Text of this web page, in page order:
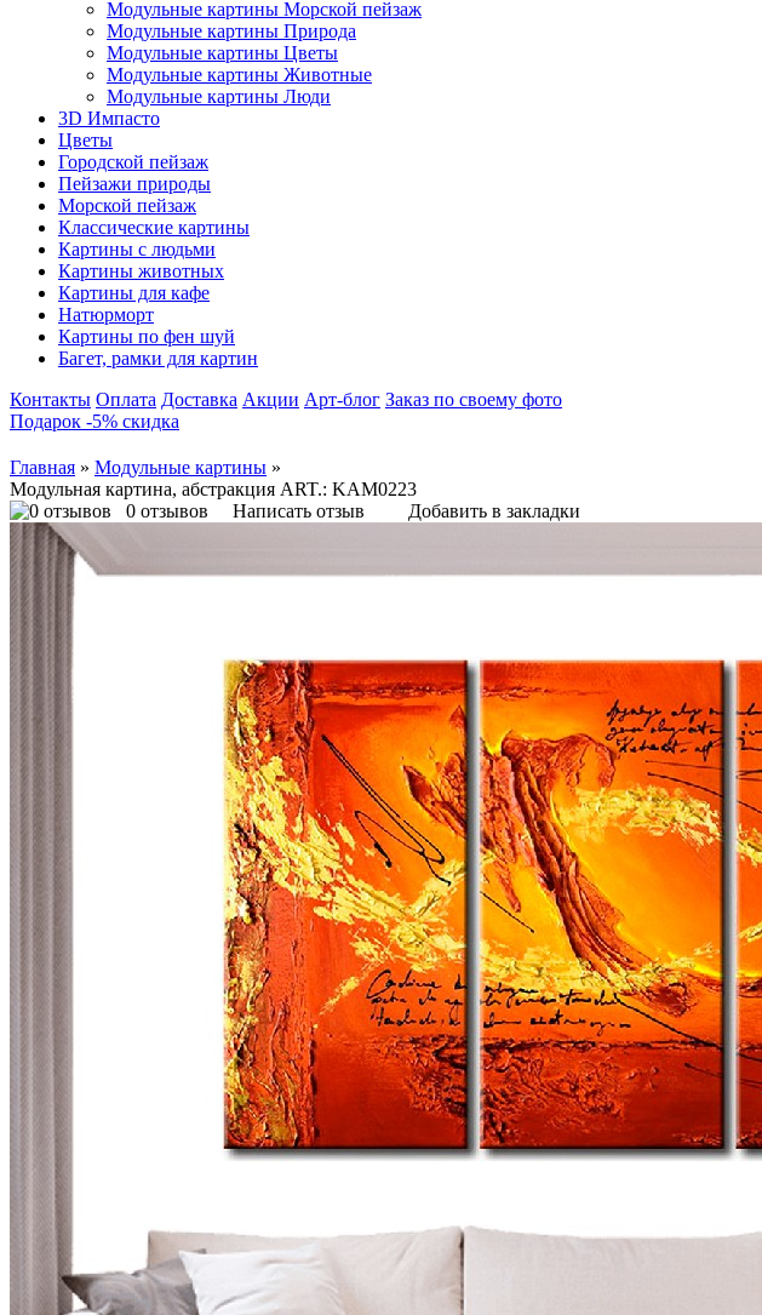
Модульные картины Морской пейзаж
Модульные картины Природа
Модульные картины Цветы
Модульные картины Животные
Модульные картины Люди
3D Импасто
Цветы
Городской пейзаж
Пейзажи природы
Морской пейзаж
Классические картины
Картины с людьми
Картины животных
Картины для кафе
Натюрморт
Картины по фен шуй
Багет, рамки для картин
Контакты Оплата Доставка Акции Арт-блог Заказ по своему фото
Подарок -5% скидка
Главная » Модульные картины »
Модульная картина, абстракция ART.: KAM0223
0 отзывов
Написать отзыв Добавить в закладки